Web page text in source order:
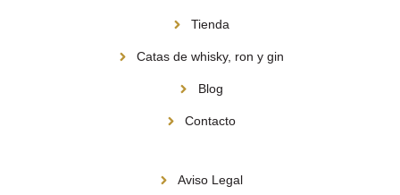
Tienda
Catas de whisky, ron y gin
Blog
Contacto
Aviso Legal